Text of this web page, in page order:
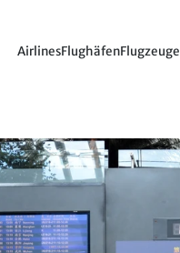
AirlinesFlughäfenFlugzeuge